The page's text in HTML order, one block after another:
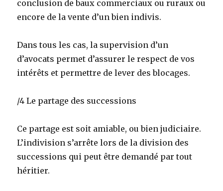
conclusion de baux commerciaux ou ruraux ou
encore de la vente d’un bien indivis.
Dans tous les cas, la supervision d’un
d’avocats permet d’assurer le respect de vos
intérêts et permettre de lever des blocages.
/4 Le partage des successions
Ce partage est soit amiable, ou bien judiciaire.
L’indivision s’arrête lors de la division des
successions qui peut être demandé par tout
héritier.